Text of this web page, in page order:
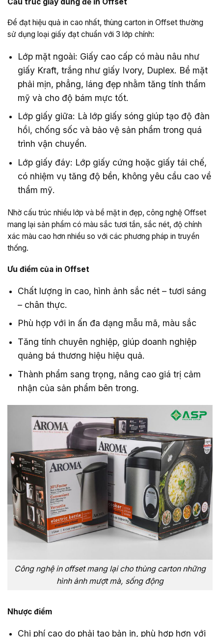
Để đạt hiệu quả in cao nhất, thùng carton in Offset thường
sử dụng loại giấy đạt chuẩn với 3 lớp chính:
Lớp mặt ngoài: Giấy cao cấp có màu nâu như
giấy Kraft, trắng như giấy Ivory, Duplex. Bề mặt
phải mịn, phẳng, láng đẹp nhằm tăng tính thẩm
mỹ và cho độ bám mực tốt.
Lớp giấy giữa: Là lớp giấy sóng giúp tạo độ đàn
hồi, chống sốc và bảo vệ sản phẩm trong quá
trình vận chuyển.
Lớp giấy đáy: Lớp giấy cứng hoặc giấy tái chế,
có nhiệm vụ tăng độ bền, không yêu cầu cao về
thẩm mỹ.
Nhờ cấu trúc nhiều lớp và bề mặt in đẹp, công nghệ Offset
mang lại sản phẩm có màu sắc tươi tắn, sắc nét, độ chính
xác màu cao hơn nhiều so với các phương pháp in truyền
thống.
Ưu điểm của in Offset
Chất lượng in cao, hình ảnh sắc nét – tươi sáng
– chân thực.
Phù hợp với in ấn đa dạng mẫu mã, màu sắc
Tăng tính chuyên nghiệp, giúp doanh nghiệp
quảng bá thương hiệu hiệu quả.
Thành phẩm sang trọng, nâng cao giá trị cảm
nhận của sản phẩm bên trong.
Công nghệ in offset mang lại cho thùng carton những
hình ảnh mượt mà, sống động
Nhược điểm
Chi phí cao do phải tạo bản in, phù hợp hơn với